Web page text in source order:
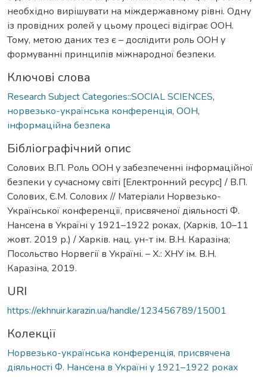
необхідно вирішувати на міждержавному рівні. Одну
із провідних ролей у цьому процесі відіграє ООН.
Тому, метою даних тез є – дослідити роль ООН у
формуванні принципів міжнародної безпеки.
Ключові слова
Research Subject Categories::SOCIAL SCIENCES,
норвезько-українська конференція, ООН,
інформаційна безпека
Бібліографічний опис
Солових В.П. Роль ООН у забезпеченні інформаційної
безпеки у сучасному світі [Електронний ресурс] / В.П.
Солових, Є.М. Солових // Матеріали Норвезько-
Української конференції, присвяченої діяльності Ф.
Нансена в Україні у 1921–1922 роках, (Харків, 10–11
жовт. 2019 р.) / Харків. нац. ун-т ім. В.Н. Каразіна;
Посольство Норвегії в Україні. – Х.: ХНУ ім. В.Н.
Каразіна, 2019.
URI
https://ekhnuir.karazin.ua/handle/123456789/15001
Колекції
Норвезько-українська конференція, присвячена
діяльності Ф. Нансена в Україні у 1921–1922 роках